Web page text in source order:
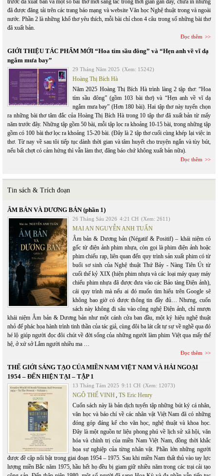
trước đã xuất bản và một số bài thơ mới sáng tác trong thời gian gần đây, chưa in nhưng
đã được đăng tải trên các trang báo mạng và website Văn học Nghệ thuật trong và ngoài
nước. Phần 2 là những khổ thơ yêu thích, mỗi bài chỉ chon 4 câu trong số những bài thơ
đã xuất bản.
Đọc thêm
GIỚI THIỆU TÁC PHẨM MỚI “Hoa tím sầu đông” và “Hẹn anh về vĩ dạ
ngắm mưa bay”
29 Tháng Năm 2025 (Xem: 15242)
Hoàng Thị Bích Hà
Năm 2025 Hoàng Thị Bích Hà trình làng 2 tập thơ: “Hoa
tím sầu đông” (gồm 103 bài thơ) và “Hẹn anh về vĩ dạ
ngắm mưa bay” (Hơn 180 bài). Hai tập thơ này tuyển chọn
ra những bài thơ tâm đắc của Hoàng Thị Bích Hà trong 10 tập thơ đã xuất bản từ mấy
năm trước đây. Những tập gồm 50 bài, mỗi tập lọc ra khoảng 10-15 bài, trong những tập
gồm có 100 bài thơ lọc ra khoảng 15-20 bài. (Đây là 2 tập thơ cuối cùng khép lại việc in
thơ. Từ nay về sau tôi tiếp tục dành thời gian và tâm huyết cho truyện ngắn và tùy bút,
nếu bất chợt có cảm hứng thì vẫn làm thơ, đăng báo chứ không xuất bản nữa).
Đọc thêm
Tin sách & Trích đoạn
ÂM BẢN VÀ DƯƠNG BẢN (phần 1)
26 Tháng Sáu 2026 4:21 CH (Xem: 2611)
MAI AN NGUYỄN ANH TUẤN
Âm bản & Dương bản (Négatif & Positif) – khái niệm có
gốc từ điện ảnh phim nhựa, còn gọi là phim điện ảnh hoặc
phim chiếu rạp, liên quan đến quy trình sản xuất phim có từ
buổi sơ sinh của Nghệ thuật Thứ Bảy - Nàng Tiên Út từ
cuối thế kỷ XIX (hiện phim nhựa và các loại máy quay máy
chiếu phim nhựa đã được đưa vào các Bảo tàng Điện ảnh),
cái quy trình mà nếu ai đó muốn tìm hiểu trên Google sẽ
không bao giờ có được thông tin đầy đủ… Nhưng, cuốn
sách này không đi sâu vào công nghệ Điện ảnh, chỉ mượn
khái niệm Âm bản & Dương bản như một cánh cửa ban đầu, một ký hiệu nghệ thuật
nhỏ để phác họa hành trình tinh thần của tác giả, cùng đôi ba lát cắt tự sự về nghề qua đó
hé lộ giúp người đọc đôi chút về đời sống của những người làm phim Việt qua mấy thế
hệ, ở xứ sở Lắm người nhiều ma …
Đọc thêm
THẾ GIỚI SÁNG TẠO CỦA MIỀN NAM VIỆT NAM VÀ HẢI NGOẠI
1954 – ĐẾN HIỆN TẠI – TẬP 1
13 Tháng Tám 2025 9:11 CH (Xem: 12073)
NGÔ THẾ VINH, TS Eric Henry
Cuốn sách này là bản dịch tuyển tập những bút ký cá nhân,
văn học và báo chí về các nhân vật Việt Nam đã có những
đóng góp đáng kể cho văn học, nghệ thuật và khoa học.
Đây là một nguồn tư liệu phong phú về lịch sử xã hội, văn
hóa và chính trị của miền Nam Việt Nam, đồng thời khắc
họa sự nghiệp của từng nhân vật. Phần lớn những người
được đề cập nổi bật trong giai đoạn 1954 – 1975. Sau khi miền Nam thất thủ vào tay lực
lượng miền Bắc năm 1975, hầu hết họ đều bị giam giữ nhiều năm trong các trại cải tạo